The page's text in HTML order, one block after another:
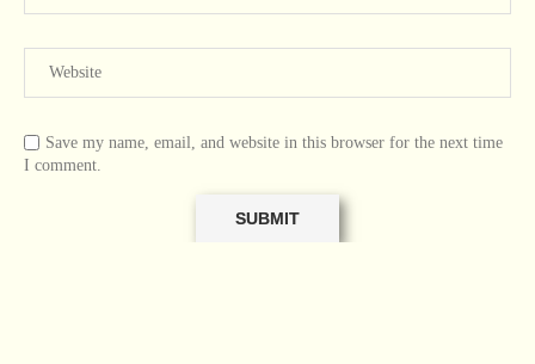
Save my name, email, and website in this browser for the next time
I comment.